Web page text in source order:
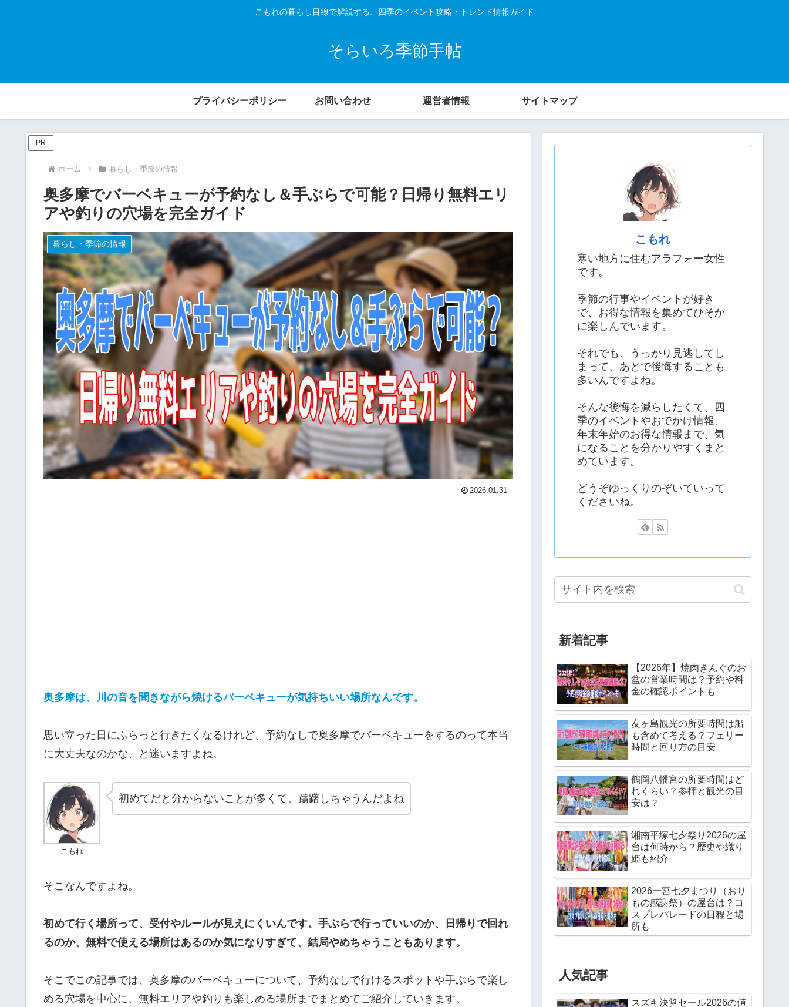
こもれの暮らし目線で解説する、四季のイベント攻略・トレンド情報ガイド
そらいろ季節手帖
プライバシーポリシー お問い合わせ 運営者情報 サイトマップ
PR
ホーム 暮らし・季節の情報
奥多摩でバーベキューが予約なし＆手ぶらで可能？日帰り無料エリ
アや釣りの穴場を完全ガイド
暮らし・季節の情報
2026.01.31
奥多摩は、川の音を聞きながら焼けるバーベキューが気持ちいい場所なんです。
思い立った日にふらっと行きたくなるけれど、予約なしで奥多摩でバーベキューをするのって本当
に大丈夫なのかな、と迷いますよね。
こもれ
初めてだと分からないことが多くて、躊躇しちゃうんだよね
そこなんですよね。
初めて行く場所って、受付やルールが見えにくいんです。手ぶらで行っていいのか、日帰りで回れ
るのか、無料で使える場所はあるのか気になりすぎて、結局やめちゃうこともあります。
そこでこの記事では、奥多摩のバーベキューについて、予約なしで行けるスポットや手ぶらで楽し
める穴場を中心に、無料エリアや釣りも楽しめる場所までまとめてご紹介していきます。
こもれ
寒い地方に住むアラフォー女性
です。
季節の行事やイベントが好き
で、お得な情報を集めてひそか
に楽しんでいます。
それでも、うっかり見逃してし
まって、あとで後悔することも
多いんですよね。
そんな後悔を減らしたくて、四
季のイベントやおでかけ情報、
年末年始のお得な情報まで、気
になることを分かりやすくまと
めています。
どうぞゆっくりのぞいていって
くださいね。
新着記事
【2026年】焼肉きんぐのお
盆の営業時間は？予約や料
金の確認ポイントも
友ヶ島観光の所要時間は船
も含めて考える？フェリー
時間と回り方の目安
鶴岡八幡宮の所要時間はど
れくらい？参拝と観光の目
安は？
湘南平塚七夕祭り2026の屋
台は何時から？歴史や織り
姫も紹介
2026一宮七夕まつり（おり
もの感謝祭）の屋台は？コ
スプレパレードの日程と場
所も
人気記事
スズキ決算セール2026の値